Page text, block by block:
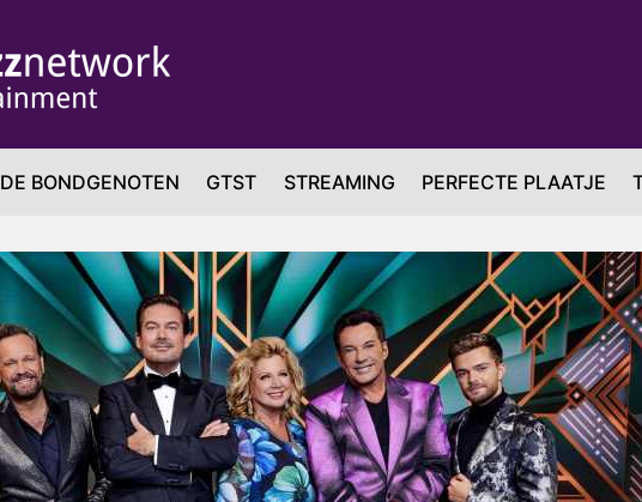
DE BONDGENOTEN GTST STREAMING PERFECTE PLAATJE